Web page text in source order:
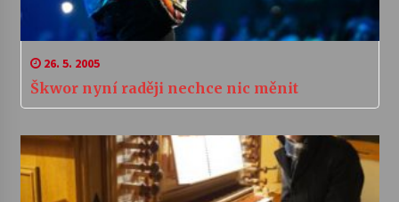
26. 5. 2005
Škwor nyní raději nechce nic měnit